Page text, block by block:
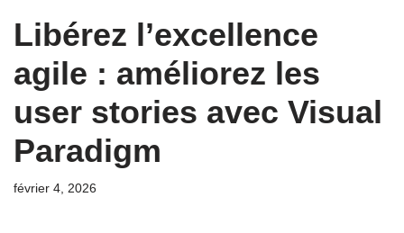
Libérez l’excellence
agile : améliorez les
user stories avec Visual
Paradigm
février 4, 2026